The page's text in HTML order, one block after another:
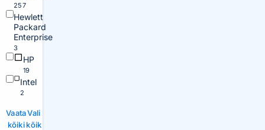
257
Hewlett
Packard
Enterprise
3
HP
19
Intel
2
Vaata
kõiki
Vali
kõik